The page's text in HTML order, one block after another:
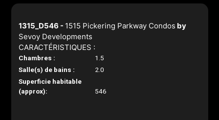
1315_D546 - 1515 Pickering Parkway Condos by
Sevoy Developments
CARACTÉRISTIQUES :
Chambres :
1.5
Salle(s) de bains :
2.0
Superficie habitable
(approx):
546